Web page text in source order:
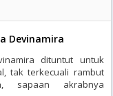
Devinamira
dituntut untuk
tak terkecuali rambut
sapaan akrabnya